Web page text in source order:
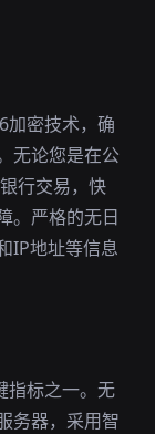
加密技术，确
无论您是在公
行交易，快
。严格的无日
IP地址等信息
指标之一。无
务器，采用智